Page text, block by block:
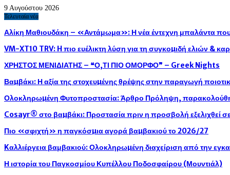
9 Αυγούστου 2026
Τελευταία νέα
Αλίκη Μαθιουδάκη – «Αντάμωμα»: Η νέα έντεχνη μπαλάντα
VM-XT10 TRV: H πιο ευέλικτη λύση για τη συγκοµιδή ελιών &
ΧΡΗΣΤΟΣ ΜΕΝΙΔΙΑΤΗΣ – ❝Ο,ΤΙ ΠΙΟ ΟΜΟΡΦΟ❞ – Greek Nights
Βαµβάκι: Η αξία της στοχευµένης θρέψης στην παραγωγή
Ολοκληρωµένη Φυτοπροστασία: Άρθρο Πρόληψη,
Cosayr® στο βαµβάκι: Προστασία πριν η προσβολή εξελιχθεί
Πιο «σφιχτή» η παγκόσµια αγορά βαµβακιού το 2026/27
Kαλλιέργεια βαμβακιού: Ολοκληρωµένη διαχείριση από την
Η ιστορία του Παγκοσμίου Κυπέλλου Ποδοσφαίρου (Μουντιάλ)